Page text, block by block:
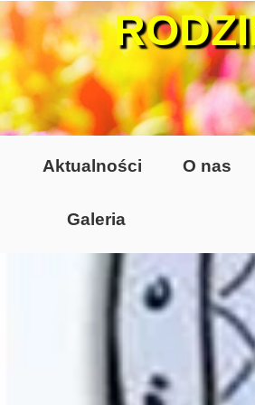
Galeria
Lata 70-te, lata
Altany lata 70-te,
Dzień Działkowca
Aktualności O nas